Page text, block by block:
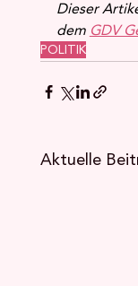
Dieser
dem GDV
POLITIK
Aktuelle